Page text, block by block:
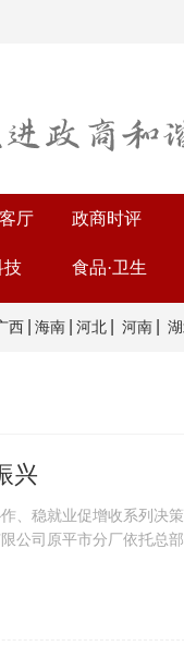
厅 政商时评
技 食品·卫生
西 海南 河北 河南
兴
稳就业促增收系列决
公司原平市分厂依托总